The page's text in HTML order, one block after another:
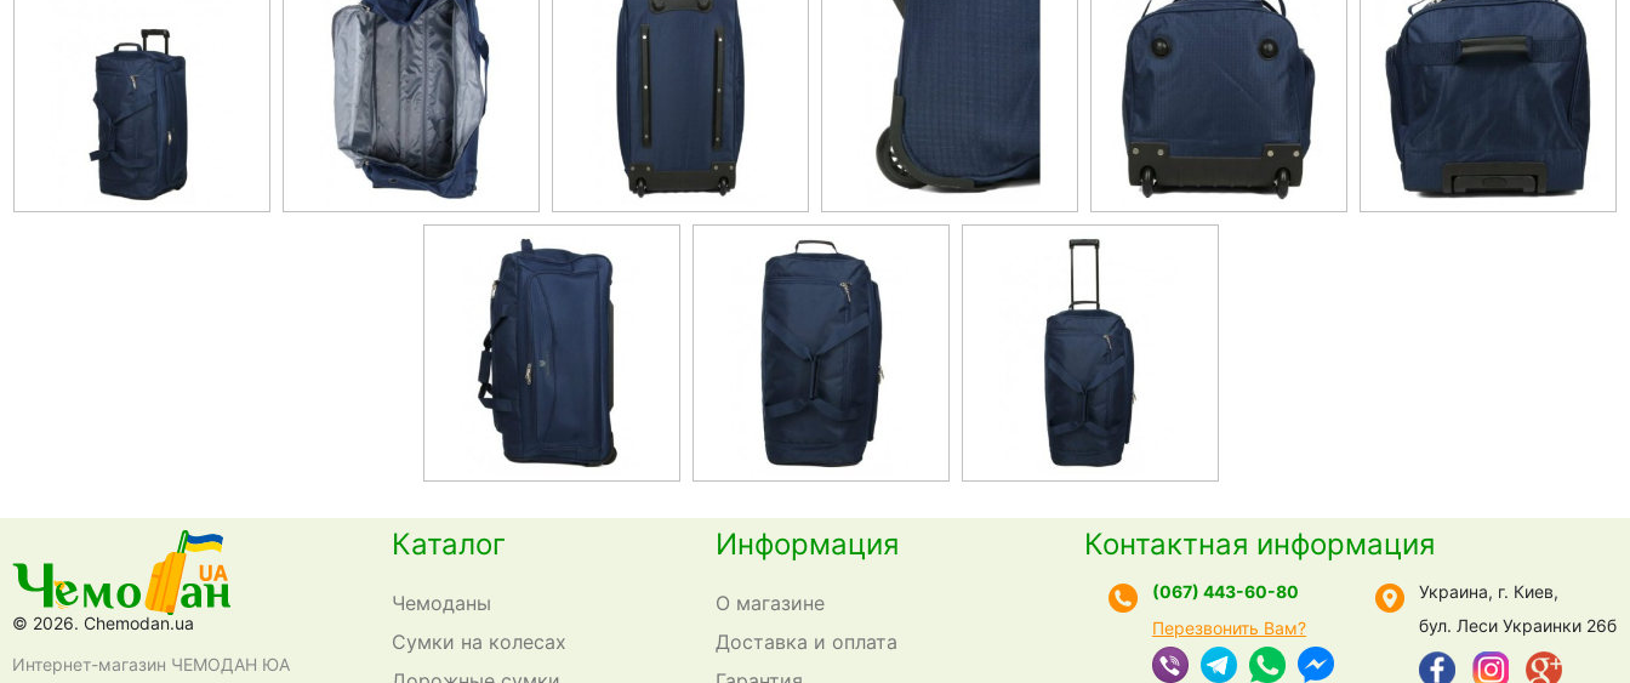
© 2026. Chemodan.ua
Интернет-магазин ЧЕМОДАН ЮА
Каталог
Чемоданы
Сумки на колесах
Информация
О магазине
Доставка и оплата
Контактная информация
(067) 443-60-80
Перезвонить Вам?
Украина, г. Киев,
бул. Леси Украинки 26б